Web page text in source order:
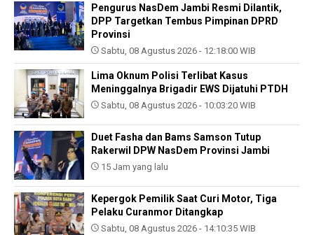
Pengurus NasDem Jambi Resmi Dilantik,
DPP Targetkan Tembus Pimpinan DPRD
Provinsi
Sabtu, 08 Agustus 2026 - 12:18:00 WIB
Lima Oknum Polisi Terlibat Kasus
Meninggalnya Brigadir EWS Dijatuhi PTDH
Sabtu, 08 Agustus 2026 - 10:03:20 WIB
Duet Fasha dan Bams Samson Tutup
Rakerwil DPW NasDem Provinsi Jambi
15 Jam yang lalu
Kepergok Pemilik Saat Curi Motor, Tiga
Pelaku Curanmor Ditangkap
Sabtu, 08 Agustus 2026 - 14:10:35 WIB